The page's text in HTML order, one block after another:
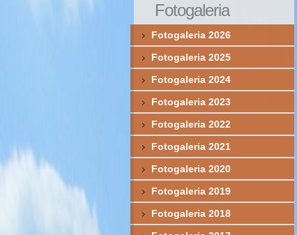
Fotogaleria
Fotogaleria 2026
Fotogaleria 2025
Fotogaleria 2024
Fotogaleria 2023
Fotogaleria 2022
Fotogaleria 2021
Fotogaleria 2020
Fotogaleria 2019
Fotogaleria 2018